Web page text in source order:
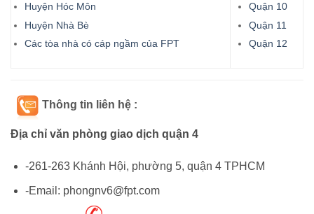
Huyện Hóc Môn
Huyện Nhà Bè
Các tòa nhà có cáp ngầm của FPT
Quận 10
Quận 11
Quận 12
Thông tin liên hệ :
Địa chỉ văn phòng giao dịch quận 4
-261-263 Khánh Hội, phường 5, quận 4 TPHCM
-Email: phongnv6@fpt.com